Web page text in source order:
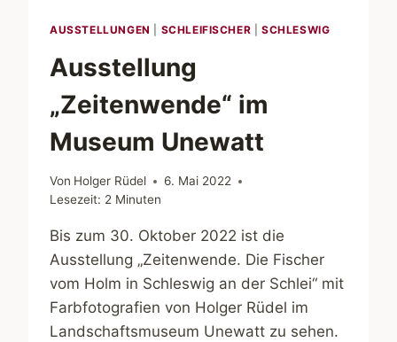
AUSSTELLUNGEN SCHLEIFISCHER |SCHLESWIG
Ausstellung
„Zeitenwende“ im
Museum Unewatt
Von Holger Rüdel
6. Mai 2022
Lesezeit: 2 Minuten
Bis zum 30. Oktober 2022 ist die
Ausstellung „Zeitenwende. Die Fischer
vom Holm in Schleswig an der Schlei“ mit
Farbfotografien von Holger Rüdel im
Landschaftsmuseum Unewatt zu sehen.